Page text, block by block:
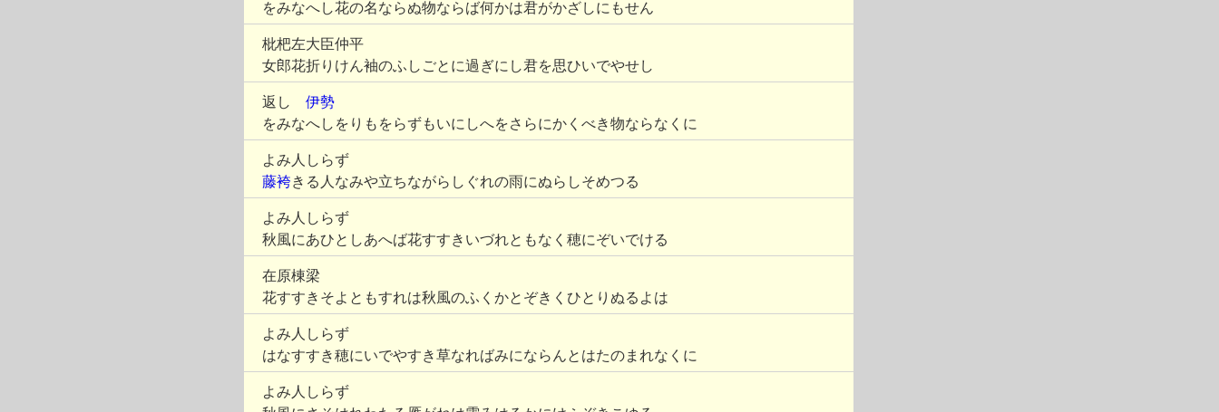
をみなへし花の名ならぬ物ならば何かは君がかざしにもせん
枇杷左大臣仲平
女郎花折りけん袖のふしごとに過ぎにし君を思ひいでやせし
返し 伊勢
をみなへしをりもをらずもいにしへをさらにかくべき物ならなくに
よみ人しらず
藤袴きる人なみや立ちながらしぐれの雨にぬらしそめつる
よみ人しらず
秋風にあひとしあへば花すすきいづれともなく穂にぞいでける
在原棟梁
花すすきそよともすれは秋風のふくかとぞきくひとりぬるよは
よみ人しらず
はなすすき穂にいでやすき草なればみにならんとはたのまれなくに
よみ人しらず